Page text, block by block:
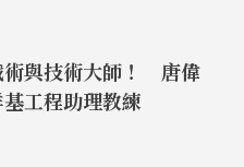
術與技術大師！ 唐偉
工程助理教練